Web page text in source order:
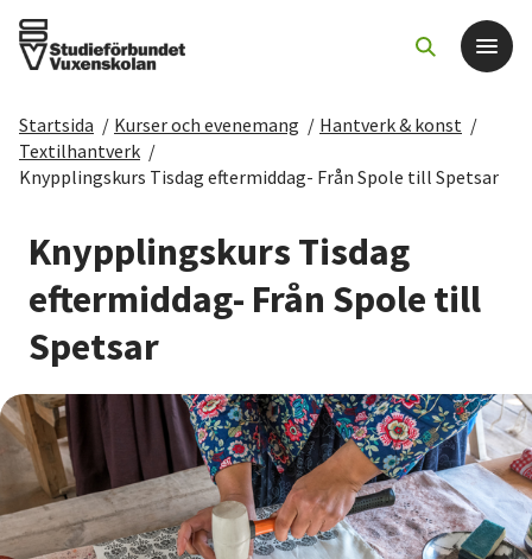
Det här gör vi
Sök kurser och evenemang
Om SV
Starta studiecirkel
Cirkelledare
Nyheter
Startsida / Kurser och evenemang / Hantverk & konst /
Textilhantverk /
Knypplingskurs Tisdag eftermiddag- Från Spole till Spetsar
Knypplingskurs Tisdag
eftermiddag- Från Spole till
Spetsar